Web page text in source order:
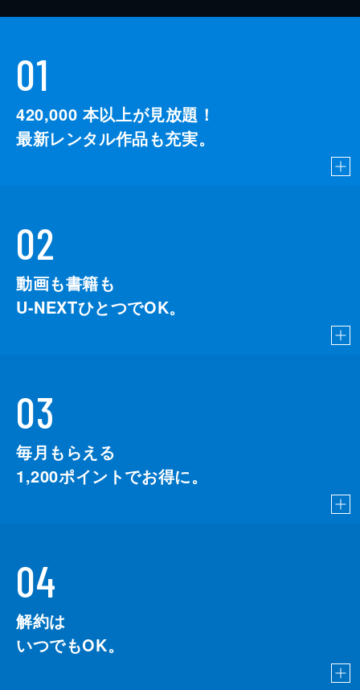
01
420,000 本以上が見放題！
最新レンタル作品も充実。
02
動画も書籍も
U-NEXTひとつでOK。
03
毎月もらえる
1,200ポイントでお得に。
04
解約は
いつでもOK。